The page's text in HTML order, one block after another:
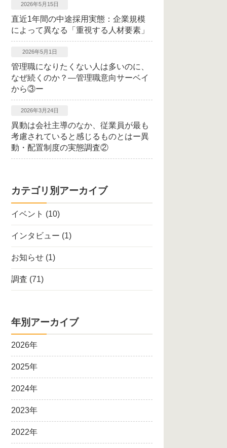
2026年5月15日
直近1年間の中途採用実態：企業規模
によって異なる「重視する人材要素」
2026年5月1日
管理職になりたくない人は多いのに、
なぜ続くのか？―管理職意向サーベイ
から③ー
2026年3月24日
異動は会社主導のなか、従業員が最も
考慮されていると感じるものとはー異
動・配置制度の実態調査②
カテゴリ別アーカイブ
イベント (10)
インタビュー (1)
お知らせ (1)
調査 (71)
年別アーカイブ
2026年
2025年
2024年
2023年
2022年